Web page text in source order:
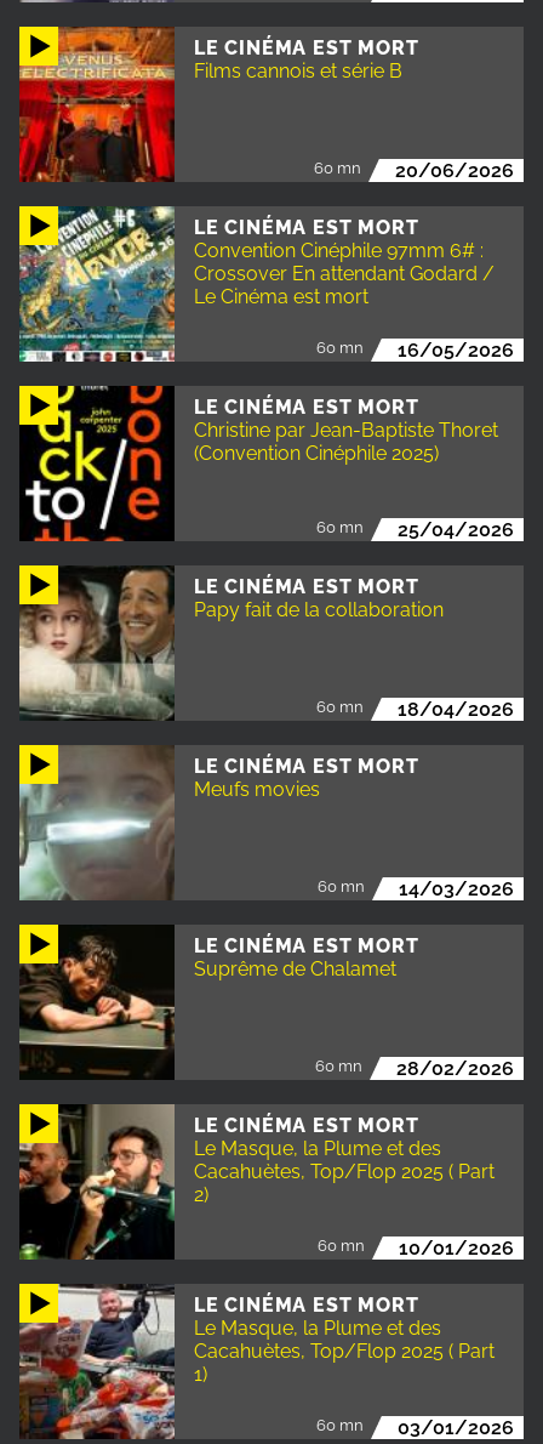
LE CINÉMA EST MORT
Films cannois et série B
60 mn 20/06/2026
LE CINÉMA EST MORT
Convention Cinéphile 97mm 6# :
Crossover En attendant Godard /
Le Cinéma est mort
60 mn 16/05/2026
LE CINÉMA EST MORT
Christine par Jean-Baptiste Thoret
(Convention Cinéphile 2025)
60 mn 25/04/2026
LE CINÉMA EST MORT
Papy fait de la collaboration
60 mn 18/04/2026
LE CINÉMA EST MORT
Meufs movies
60 mn 14/03/2026
LE CINÉMA EST MORT
Suprême de Chalamet
60 mn 28/02/2026
LE CINÉMA EST MORT
Le Masque, la Plume et des
Cacahuètes, Top/Flop 2025 ( Part
2)
60 mn 10/01/2026
LE CINÉMA EST MORT
Le Masque, la Plume et des
Cacahuètes, Top/Flop 2025 ( Part
1)
60 mn 03/01/2026